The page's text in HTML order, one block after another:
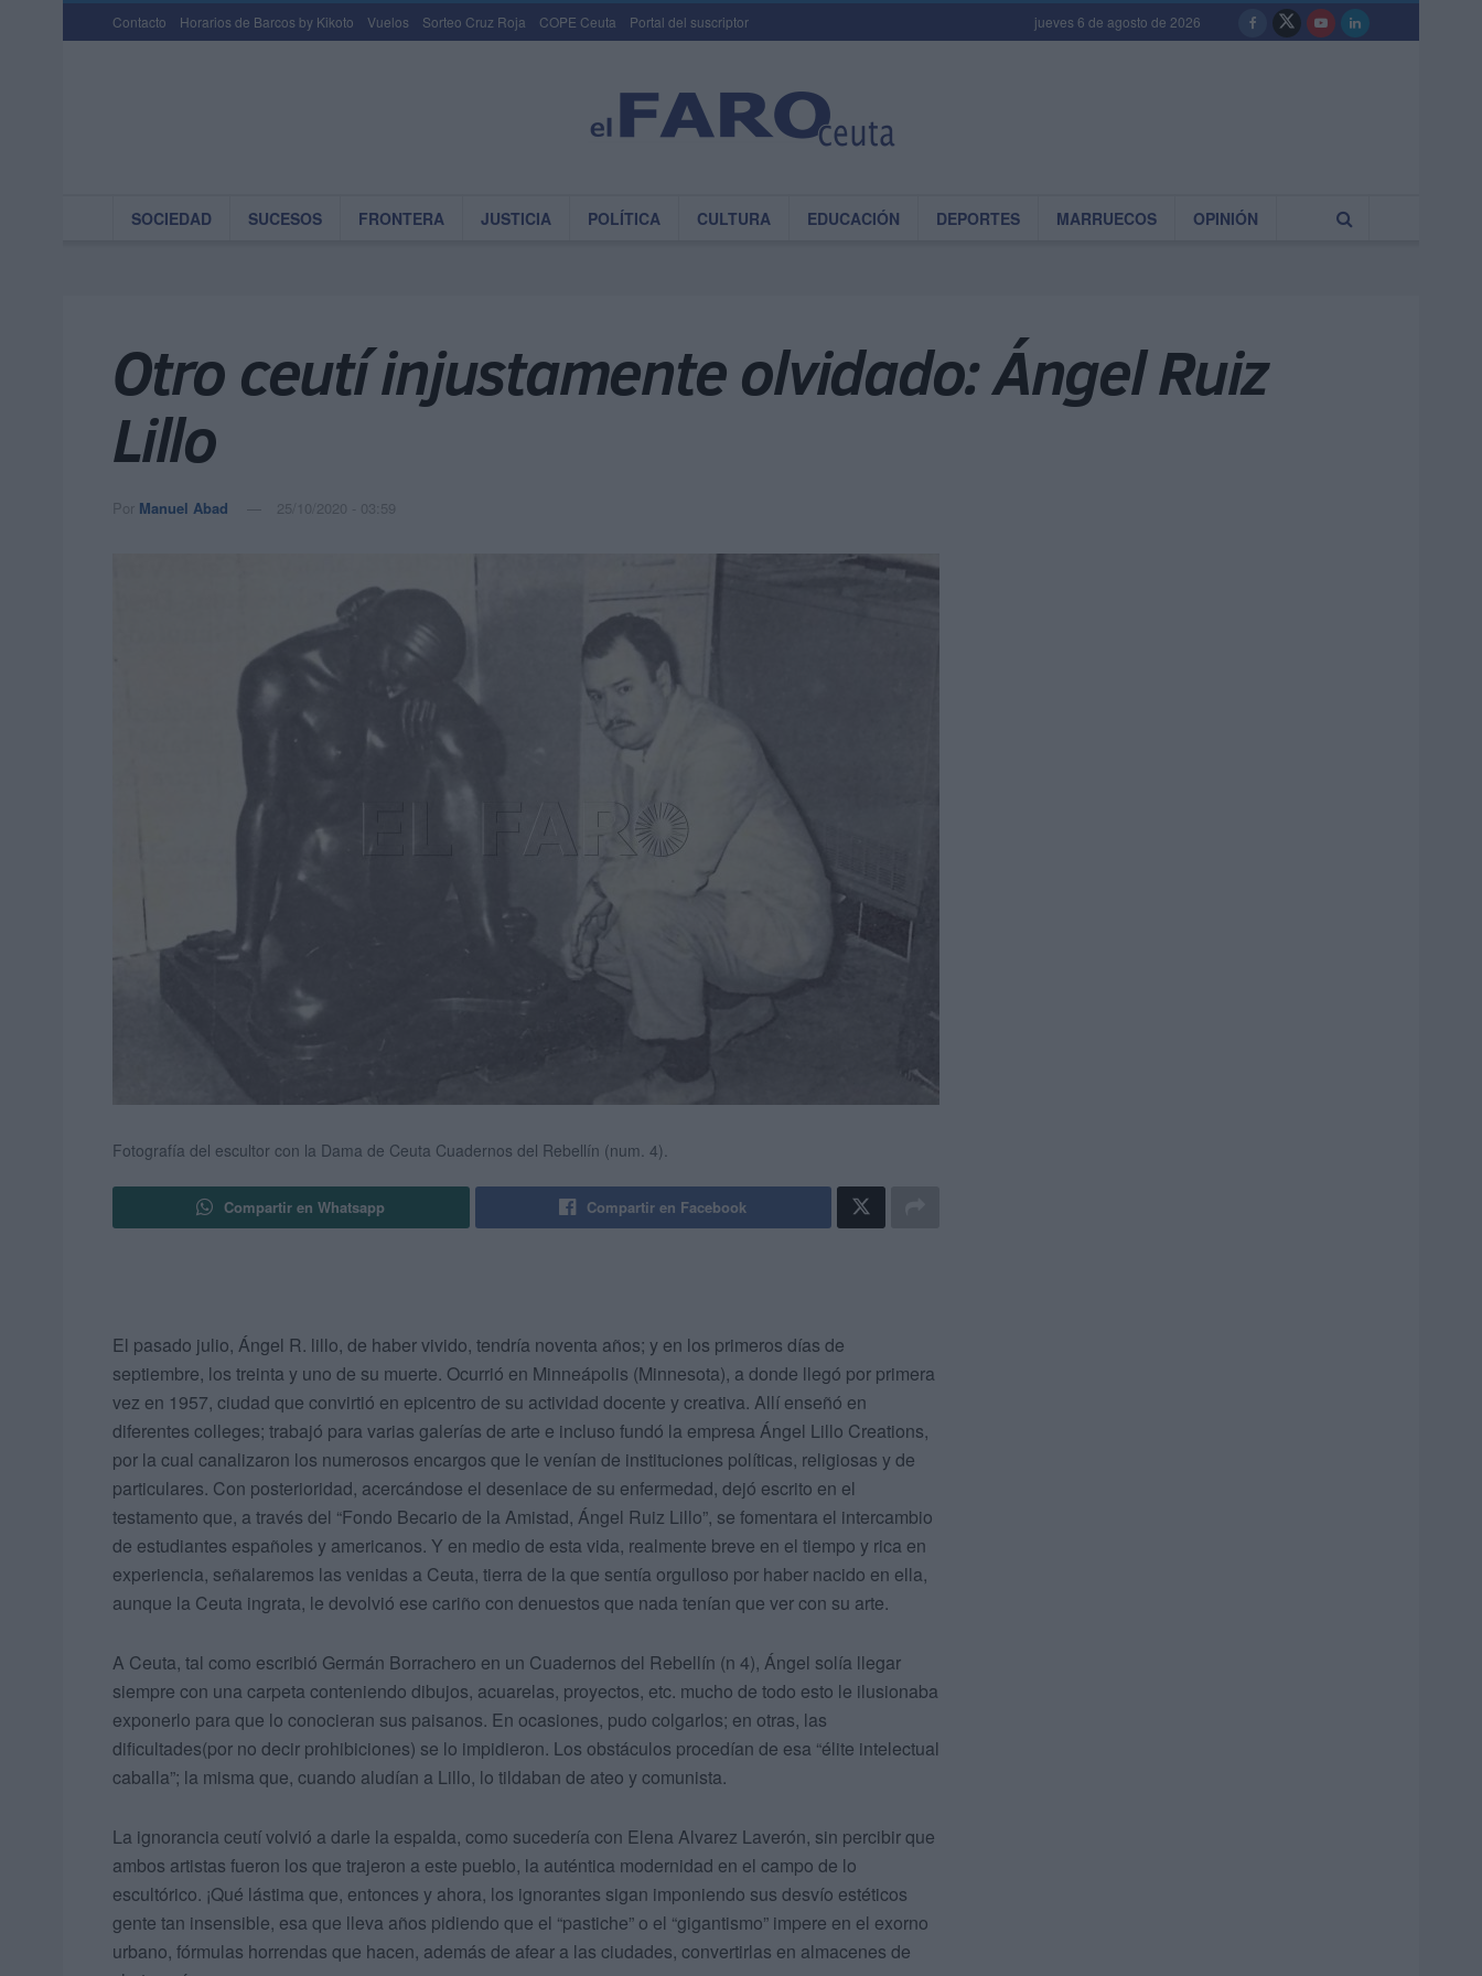
Contacto Horarios de Barcos by Kikoto Vuelos Sorteo Cruz Roja COPE Ceuta Portal del suscriptor jueves 6 de agosto de 2026
SOCIEDAD SUCESOS FRONTERA JUSTICIA POLÍTICA CULTURA EDUCACIÓN DEPORTES MARRUECOS OPINIÓN
Otro ceutí injustamente olvidado: Ángel Ruiz
Lillo
Por Manuel Abad 25/10/2020 - 03:59
Fotografía del escultor con la Dama de Ceuta Cuadernos del Rebellín (num. 4).
Compartir en Whatsapp Compartir en Facebook
El pasado julio, Ángel R. lillo, de haber vivido, tendría noventa años; y en los primeros días de
septiembre, los treinta y uno de su muerte. Ocurrió en Minneápolis (Minnesota), a donde llegó por primera
vez en 1957, ciudad que convirtió en epicentro de su actividad docente y creativa. Allí enseñó en
diferentes colleges; trabajó para varias galerías de arte e incluso fundó la empresa Ángel Lillo Creations,
por la cual canalizaron los numerosos encargos que le venían de instituciones políticas, religiosas y de
particulares. Con posterioridad, acercándose el desenlace de su enfermedad, dejó escrito en el
testamento que, a través del “Fondo Becario de la Amistad, Ángel Ruiz Lillo”, se fomentara el intercambio
de estudiantes españoles y americanos. Y en medio de esta vida, realmente breve en el tiempo y rica en
experiencia, señalaremos las venidas a Ceuta, tierra de la que sentía orgulloso por haber nacido en ella,
aunque la Ceuta ingrata, le devolvió ese cariño con denuestos que nada tenían que ver con su arte.
A Ceuta, tal como escribió Germán Borrachero en un Cuadernos del Rebellín (n 4), Ángel solía llegar
siempre con una carpeta conteniendo dibujos, acuarelas, proyectos, etc. mucho de todo esto le ilusionaba
exponerlo para que lo conocieran sus paisanos. En ocasiones, pudo colgarlos; en otras, las
dificultades(por no decir prohibiciones) se lo impidieron. Los obstáculos procedían de esa “élite intelectual
caballa”; la misma que, cuando aludían a Lillo, lo tildaban de ateo y comunista.
La ignorancia ceutí volvió a darle la espalda, como sucedería con Elena Alvarez Laverón, sin percibir que
ambos artistas fueron los que trajeron a este pueblo, la auténtica modernidad en el campo de lo
escultórico. ¡Qué lástima que, entonces y ahora, los ignorantes sigan imponiendo sus desvío estéticos
gente tan insensible, esa que lleva años pidiendo que el “pastiche” o el “gigantismo” impere en el exorno
urbano, fórmulas horrendas que hacen, además de afear a las ciudades, convertirlas en almacenes de